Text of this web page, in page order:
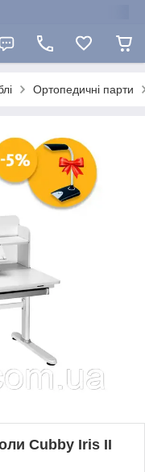
Ортопедичні парти
Cubby Iris II